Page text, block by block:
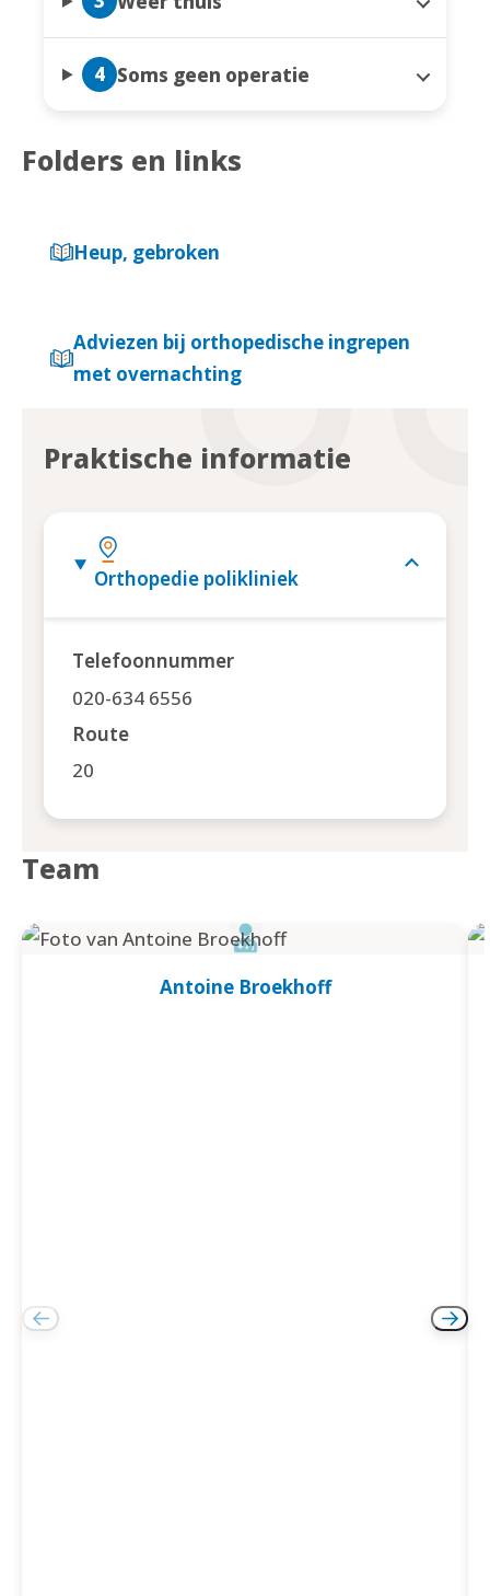
4 Soms geen operatie
Folders en links
Heup, gebroken
Adviezen bij orthopedische ingrepen
met overnachting
Praktische informatie
Orthopedie polikliniek
Telefoonnummer
020-634 6556
Route
20
Team
Antoine Broekhoff